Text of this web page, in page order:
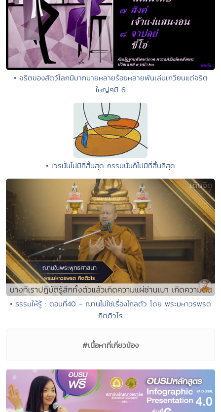
• จริตของสัตว์โลกมีมากมายหลายร้อยหลายพันเล่มเกวียนแต่จริต
ใหญ่ๆมี 6
• เวรนั้นไม่มีที่สิ้นสุด กรรมนั้นก็ไม่มีที่สิ้นที่สุด
• ธรรมให้รู้ : ตอนที่40 - ฌานไม่ใช่เรื่องไกลตัว โดย พระมหาวรพรต
กิตติวโร
#เนื้อหาที่เกี่ยวข้อง